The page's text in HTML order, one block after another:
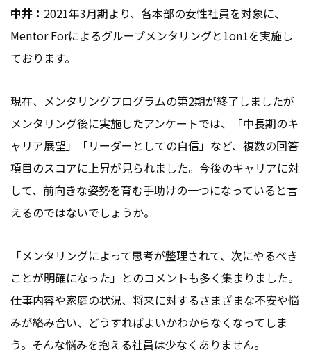
中井： 2021年3月期より、各本部の女性社員を対象に、
Mentor Forによるグループメンタリングと1on1を実施し
ております。
現在、メンタリングプログラムの第2期が終了しましたが
メンタリング後に実施したアンケートでは、「中長期のキ
ャリア展望」「リーダーとしての自信」など、複数の回答
項目のスコアに上昇が見られました。今後のキャリアに対
して、前向きな姿勢を育む手助けの一つになっていると言
えるのではないでしょうか。
「メンタリングによって思考が整理されて、次にやるべき
ことが明確になった」とのコメントも多く集まりました。
仕事内容や家庭の状況、将来に対するさまざまな不安や悩
みが絡み合い、どうすればよいかわからなくなってしま
う。そんな悩みを抱える社員は少なくありません。